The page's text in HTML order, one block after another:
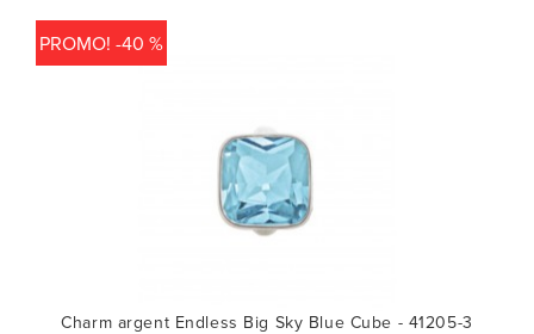
PROMO! -40 %
Charm argent Endless Big Sky Blue Cube - 41205-3